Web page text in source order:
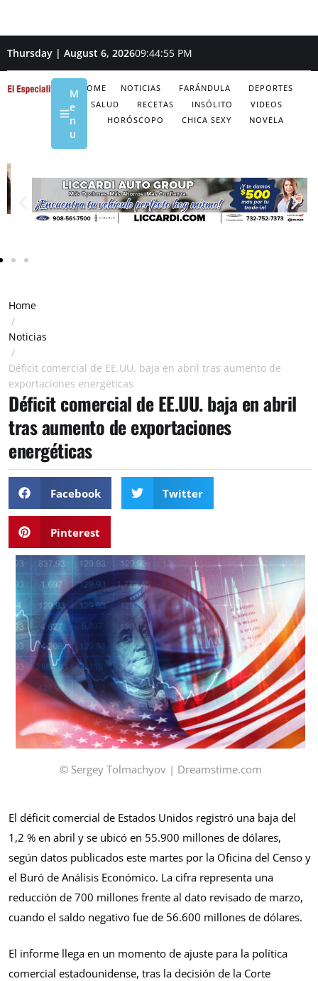
Thursday | August 6, 202609:44:56 PM
HOME NOTICIAS FARÁNDULA
DEPORTES
SALUD
RECETAS INSÓLITO
VIDEOS
HORÓSCOPO
CHICA SEXY NOVELA
M
e
n
u
Home
/
Noticias
/
Déficit comercial de EE.UU. baja en abril tras aumento de
exportaciones energéticas
Déficit comercial de EE.UU. baja en abril
tras aumento de exportaciones
energéticas
Facebook Twitter
Pinterest
© Sergey Tolmachyov | Dreamstime.com
El déficit comercial de Estados Unidos registró una baja del
1,2 % en abril y se ubicó en 55.900 millones de dólares,
según datos publicados este martes por la Oficina del Censo y
el Buró de Análisis Económico. La cifra representa una
reducción de 700 millones frente al dato revisado de marzo,
cuando el saldo negativo fue de 56.600 millones de dólares.
El informe llega en un momento de ajuste para la política
comercial estadounidense, tras la decisión de la Corte